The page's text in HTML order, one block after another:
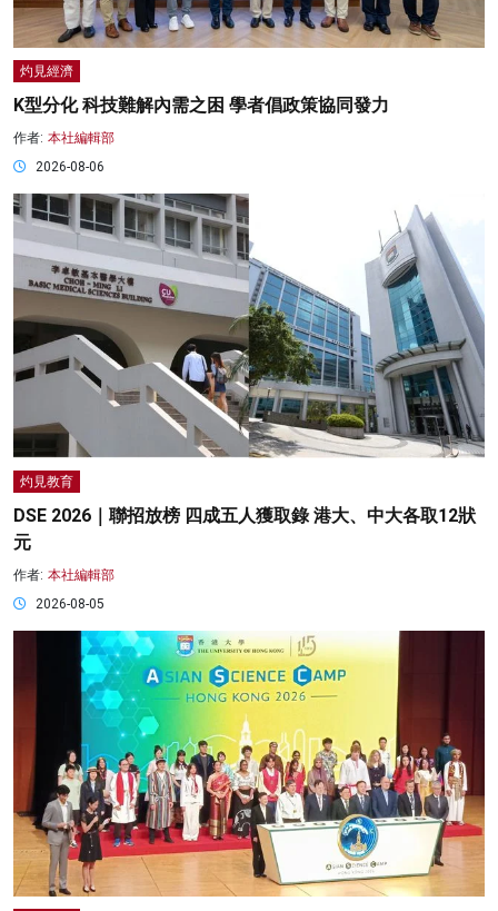
灼見經濟
K型分化 科技難解內需之困 學者倡政策協同發力
作者: 本社編輯部
2026-08-06
灼見教育
DSE 2026｜聯招放榜 四成五人獲取錄 港大、中大各取12狀
元
作者: 本社編輯部
2026-08-05